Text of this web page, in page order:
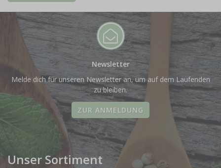
Newsletter
Melde dich für unseren Newsletter an, um auf dem Laufenden
zu bleiben.
ZUR ANMELDUNG
Unser Sortiment